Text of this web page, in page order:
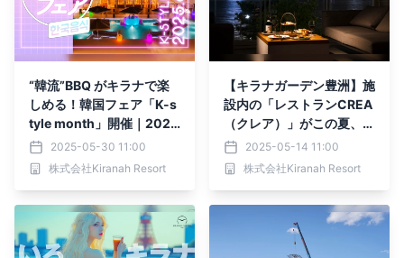
“韓流”BBQ がキラナで楽
しめる！韓国フェア「K-s
tyle month」開催｜2025
年6月1日（日）～30日
（月）【キラナガーデン豊
洲】
2025-05-30 11:00
株式会社Kiranah Resort
【キラナガーデン豊洲】施
設内の「レストランCREA
（クレア）」がこの夏、飲
食体験をアップデート＆メ
ニューリニューアル｜202
5年5月26日（月）より提
2025-05-14 11:00
株式会社Kiranah Resort